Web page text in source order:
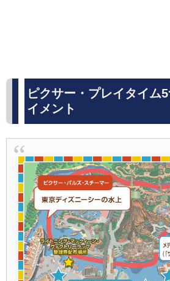
ピクサー・プレイタイム
イメント